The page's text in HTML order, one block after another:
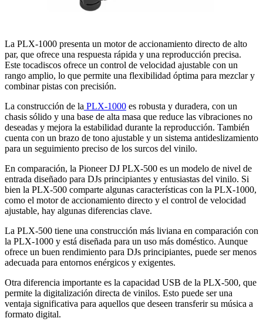
La PLX-1000 presenta un motor de accionamiento directo de alto
par, que ofrece una respuesta rápida y una reproducción precisa.
Este tocadiscos ofrece un control de velocidad ajustable con un
rango amplio, lo que permite una flexibilidad óptima para mezclar y
combinar pistas con precisión.
La construcción de la PLX-1000 es robusta y duradera, con un
chasis sólido y una base de alta masa que reduce las vibraciones no
deseadas y mejora la estabilidad durante la reproducción. También
cuenta con un brazo de tono ajustable y un sistema antideslizamiento
para un seguimiento preciso de los surcos del vinilo.
En comparación, la Pioneer DJ PLX-500 es un modelo de nivel de
entrada diseñado para DJs principiantes y entusiastas del vinilo. Si
bien la PLX-500 comparte algunas características con la PLX-1000,
como el motor de accionamiento directo y el control de velocidad
ajustable, hay algunas diferencias clave.
La PLX-500 tiene una construcción más liviana en comparación con
la PLX-1000 y está diseñada para un uso más doméstico. Aunque
ofrece un buen rendimiento para DJs principiantes, puede ser menos
adecuada para entornos enérgicos y exigentes.
Otra diferencia importante es la capacidad USB de la PLX-500, que
permite la digitalización directa de vinilos. Esto puede ser una
ventaja significativa para aquellos que deseen transferir su música a
formato digital.